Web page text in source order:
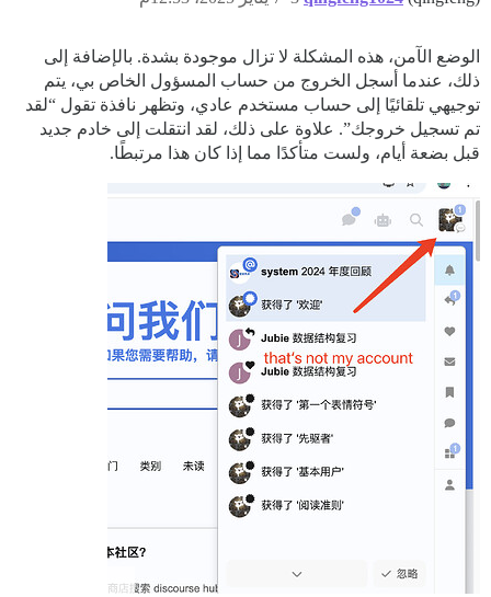
الوضع الآمن، هذه المشكلة لا تزال موجودة بشدة. بالإضافة إلى
ذلك، عندما أسجل الخروج من حساب المسؤول الخاص بي، يتم
توجيهي تلقائيًا إلى حساب مستخدم عادي، وتظهر نافذة تقول “لقد
تم تسجيل خروجك”. علاوة على ذلك، لقد انتقلت إلى خادم جديد
قبل بضعة أيام، ولست متأكدًا مما إذا كان هذا مرتبطًا.